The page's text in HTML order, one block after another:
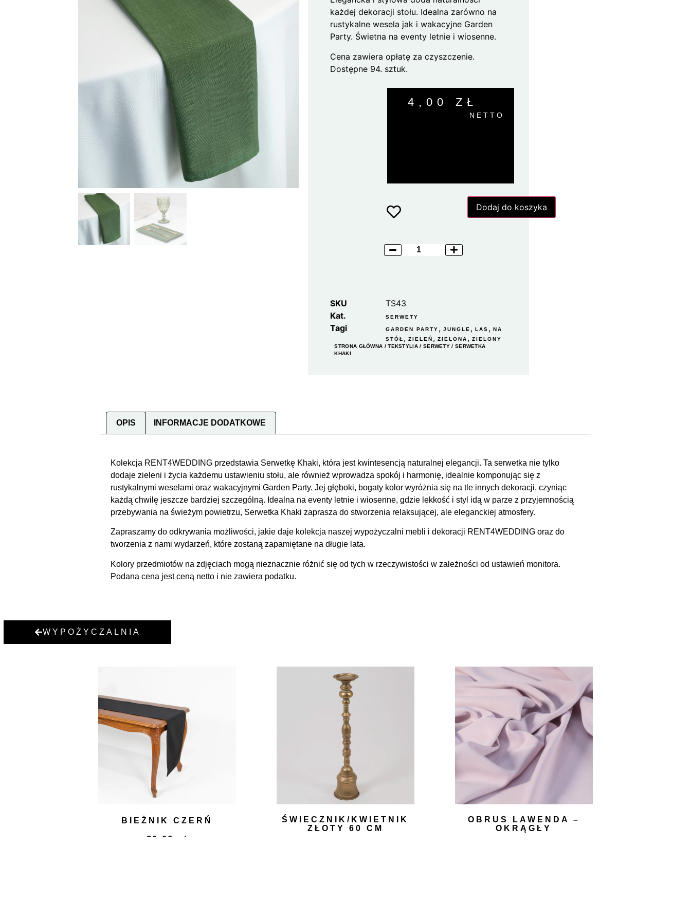
każdej dekoracji stołu. Idealna zarówno na
rustykalne wesela jak i wakacyjne Garden
Party. Świetna na eventy letnie i wiosenne.
Cena zawiera opłatę za czyszczenie.
Dostępne 94. sztuk.
4,00 ZŁ
NETTO
Dodaj do koszyka
SKU
TS43
Kat.
SERWETY
Tagi GARDEN PARTY , JUNGLE , LAS , NA
STÓŁ , ZIELEŃ , ZIELONA , ZIELONY
STRONA GŁÓWNA /TEKSTYLIA / SERWETY / SERWETKA
KHAKI
OPIS INFORMACJE DODATKOWE
Kolekcja RENT4WEDDING przedstawia Serwetkę Khaki, która jest kwintesencją naturalnej elegancji. Ta serwetka nie tylko
dodaje zieleni i życia każdemu ustawieniu stołu, ale również wprowadza spokój i harmonię, idealnie komponując się z
rustykalnymi weselami oraz wakacyjnymi Garden Party. Jej głęboki, bogaty kolor wyróżnia się na tle innych dekoracji, czyniąc
każdą chwilę jeszcze bardziej szczególną. Idealna na eventy letnie i wiosenne, gdzie lekkość i styl idą w parze z przyjemnością
przebywania na świeżym powietrzu, Serwetka Khaki zaprasza do stworzenia relaksującej, ale eleganckiej atmosfery.
Zapraszamy do odkrywania możliwości, jakie daje kolekcja naszej wypożyczalni mebli i dekoracji RENT4WEDDING oraz do
tworzenia z nami wydarzeń, które zostaną zapamiętane na długie lata.
Kolory przedmiotów na zdjęciach mogą nieznacznie różnić się od tych w rzeczywistości w zależności od ustawień monitora.
Podana cena jest ceną netto i nie zawiera podatku.
WYPOŻYCZALNIA
BIEŻNIK CZERŃ
20,00 zł
ŚWIECZNIK/KWIETNIK
ZŁOTY 60 CM
OBRUS LAWENDA –
OKRĄGŁY